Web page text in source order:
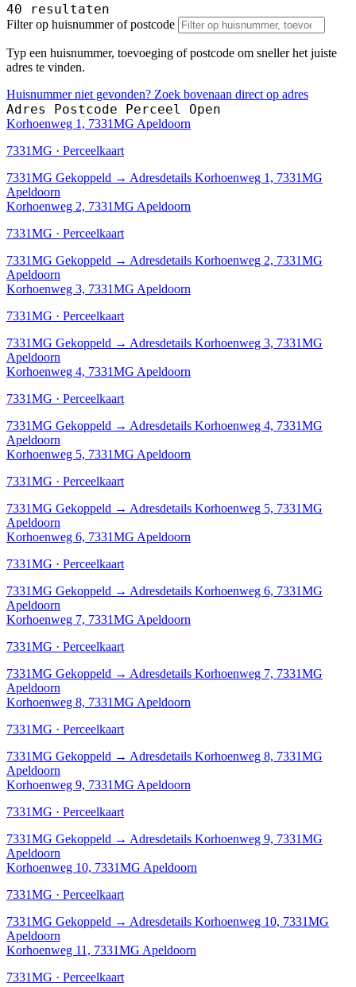
40 resultaten
Filter op huisnummer of postcode
Typ een huisnummer, toevoeging of postcode om sneller het juiste
adres te vinden.
Huisnummer niet gevonden? Zoek bovenaan direct op adres
Adres Postcode Perceel Open
Korhoenweg 1, 7331MG Apeldoorn
7331MG · Perceelkaart
7331MG Gekoppeld → Adresdetails Korhoenweg 1, 7331MG
Apeldoorn
Korhoenweg 2, 7331MG Apeldoorn
7331MG · Perceelkaart
7331MG Gekoppeld → Adresdetails Korhoenweg 2, 7331MG
Apeldoorn
Korhoenweg 3, 7331MG Apeldoorn
7331MG · Perceelkaart
7331MG Gekoppeld → Adresdetails Korhoenweg 3, 7331MG
Apeldoorn
Korhoenweg 4, 7331MG Apeldoorn
7331MG · Perceelkaart
7331MG Gekoppeld → Adresdetails Korhoenweg 4, 7331MG
Apeldoorn
Korhoenweg 5, 7331MG Apeldoorn
7331MG · Perceelkaart
7331MG Gekoppeld → Adresdetails Korhoenweg 5, 7331MG
Apeldoorn
Korhoenweg 6, 7331MG Apeldoorn
7331MG · Perceelkaart
7331MG Gekoppeld → Adresdetails Korhoenweg 6, 7331MG
Apeldoorn
Korhoenweg 7, 7331MG Apeldoorn
7331MG · Perceelkaart
7331MG Gekoppeld → Adresdetails Korhoenweg 7, 7331MG
Apeldoorn
Korhoenweg 8, 7331MG Apeldoorn
7331MG · Perceelkaart
7331MG Gekoppeld → Adresdetails Korhoenweg 8, 7331MG
Apeldoorn
Korhoenweg 9, 7331MG Apeldoorn
7331MG · Perceelkaart
7331MG Gekoppeld → Adresdetails Korhoenweg 9, 7331MG
Apeldoorn
Korhoenweg 10, 7331MG Apeldoorn
7331MG · Perceelkaart
7331MG Gekoppeld → Adresdetails Korhoenweg 10, 7331MG
Apeldoorn
Korhoenweg 11, 7331MG Apeldoorn
7331MG · Perceelkaart